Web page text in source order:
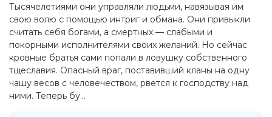
Тысячелетиями они управляли людьми, навязывая им
свою волю с помощью интриг и обмана. Они привыкли
считать себя богами, а смертных — слабыми и
покорными исполнителями своих желаний. Но сейчас
кровные братья сами попали в ловушку собственного
тщеславия. Опасный враг, поставивший кланы на одну
чашу весов с человечеством, рвется к господству над
ними. Теперь бу...